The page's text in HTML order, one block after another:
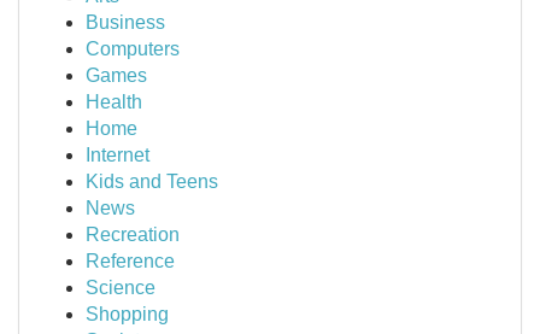
Business
Computers
Games
Health
Home
Internet
Kids and Teens
News
Recreation
Reference
Science
Shopping